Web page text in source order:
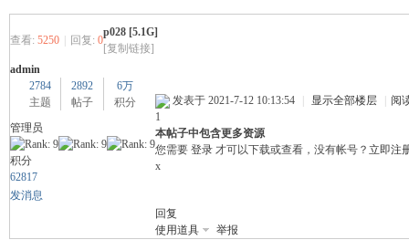
秀 » ›
查看: 5250 回复: 0
p028 [5.1G]
[复制链接]
admin
2784
主题
2892
帖子
6万
积分
管理员
积分
62817
发消息
发表于 2021-7-12 10:13:54 显示全部楼层
阅
1
本帖子中包含更多资源
您需要 登录 才可以下载或查看，没有帐号？ 立即注
x
回复
使用道具
举报